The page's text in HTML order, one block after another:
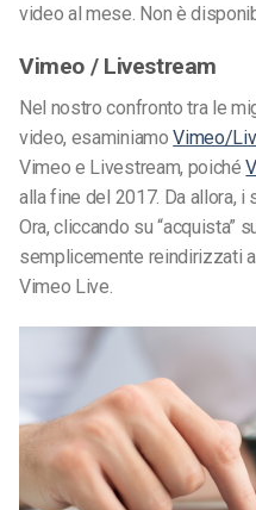
video al mese. Non è
Vimeo / Livestream
Nel nostro confronto tra le
video, esaminiamoVimeo/
Vimeo e Livestream, poiché
alla fine del 2017. Da allora,
Ora, cliccando su “acquista”
semplicemente reindirizzati
Vimeo Live.